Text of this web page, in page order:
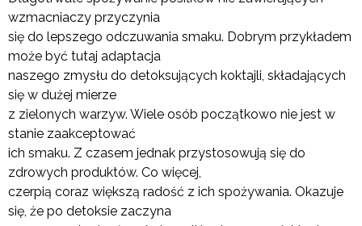
wzmacniaczy przyczynia
się do lepszego odczuwania smaku. Dobrym przykładem
może być tutaj adaptacja
naszego zmysłu do detoksujących koktajli, składających
się w dużej mierze
z zielonych warzyw. Wiele osób początkowo nie jest w
stanie zaakceptować
ich smaku. Z czasem jednak przystosowują się do
zdrowych produktów. Co więcej,
czerpią coraz większą radość z ich spożywania. Okazuje
się, że po detoksie zaczyna